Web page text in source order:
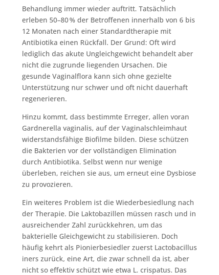
Behandlung immer wieder auftritt. Tatsächlich
erleben 50–80 % der Betroffenen innerhalb von 6 bis
12 Monaten nach einer Standardtherapie mit
Antibiotika einen Rückfall. Der Grund: Oft wird
lediglich das akute Ungleichgewicht behandelt aber
nicht die zugrunde liegenden Ursachen. Die
gesunde Vaginalflora kann sich ohne gezielte
Unterstützung nur schwer und oft nicht dauerhaft
regenerieren.
Hinzu kommt, dass bestimmte Erreger, allen voran
Gardnerella vaginalis, auf der Vaginalschleimhaut
widerstandsfähige Biofilme bilden. Diese schützen
die Bakterien vor der vollständigen Elimination
durch Antibiotika. Selbst wenn nur wenige
überleben, reichen sie aus, um erneut eine Dysbiose
zu provozieren.
Ein weiteres Problem ist die Wiederbesiedlung nach
der Therapie. Die Laktobazillen müssen rasch und in
ausreichender Zahl zurückkehren, um das
bakterielle Gleichgewicht zu stabilisieren. Doch
häufig kehrt als Pionierbesiedler zuerst Lactobacillus
iners zurück, eine Art, die zwar schnell da ist, aber
nicht so effektiv schützt wie etwa L. crispatus. Das